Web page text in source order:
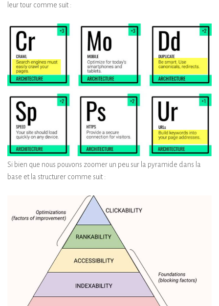
leur tour comme suit :
Si bien que nous pouvons zoomer un peu sur la pyramide dans la
base et la structurer comme suit :